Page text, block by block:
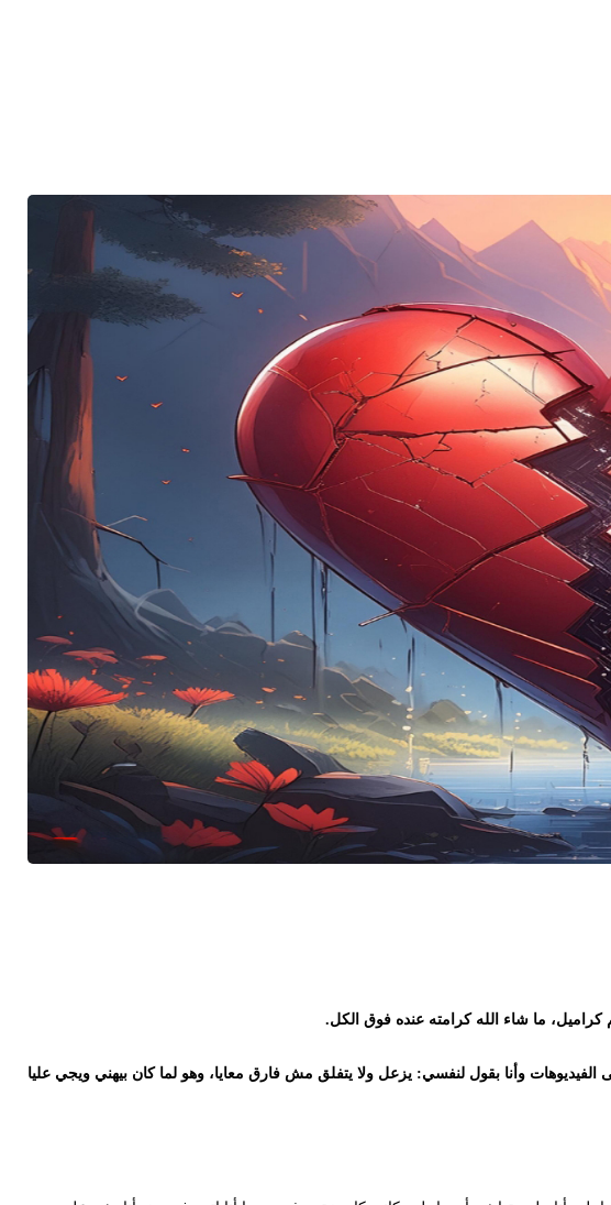
ما شاء الله كرامته عنده فوق الكل.
وأنا بقول لنفسي: يزعل ولا يتفلق مش فارق معايا، وهو لما كان بيهني ويجي عليا